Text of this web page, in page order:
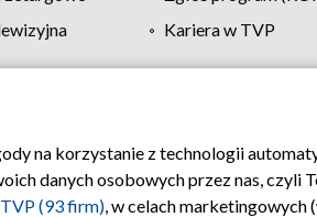
Kariera w TVP
Polityka prywatności Moje zgody
na korzystanie z technologii
danych osobowych przez nas, czyli
(93 firm), w celach marketingowych